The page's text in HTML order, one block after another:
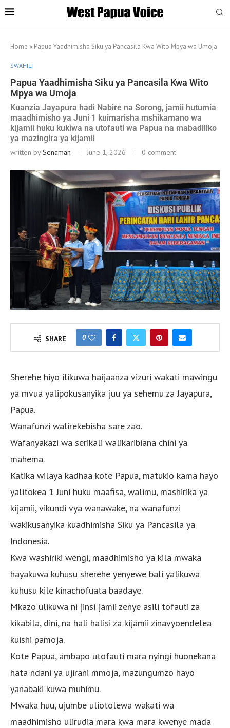
Home » Papua Yaadhimisha Siku ya Pancasila Kwa Wito Mpya wa Umoja
SWAHILI
Papua Yaadhimisha Siku ya Pancasila Kwa Wito
Mpya wa Umoja
Kuanzia Jayapura hadi Nabire na Sorong, jamii hutumia
maadhimisho ya Juni 1 kuimarisha mshikamano wa
kijamii huku kukiwa na utofauti wa Papua na mabadiliko
ya mazingira ya kijamii
written bySenaman June 1, 2026 0 comment
SHARE 0
Sherehe hiyo ilikuwa haijaanza vizuri wakati mawingu
ya mvua yalipokusanyika juu ya sehemu za Jayapura,
Papua.
Wanafunzi walirekebisha sare zao.
Wafanyakazi wa serikali walikaribiana chini ya
mahema.
Katika wilaya kadhaa kote Papua, matukio kama hayo
yalitokea 1 Juni huku maafisa, walimu, mashirika ya
kijamii, vikundi vya wanawake, na wanafunzi
wakikusanyika kuadhimisha Siku ya Pancasila ya
Indonesia.
Kwa washiriki wengi, maadhimisho ya kila mwaka
hayakuwa kuhusu sherehe yenyewe bali yalikuwa
kuhusu kile kinachofuata baadaye.
Mkazo ulikuwa ni jinsi jamii zenye asili tofauti za
kikabila, dini, na hali halisi za kijamii zinavyoendelea
kuishi pamoja.
Kote Papua, ambapo utofauti mara nyingi huonekana
hata ndani ya ujirani mmoja, mazungumzo hayo
yanabaki kuwa muhimu.
Mwaka huu, ujumbe uliotolewa wakati wa
maadhimisho ulirudia mara kwa mara kwenye mada